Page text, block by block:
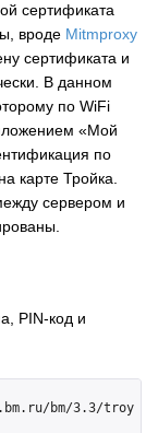
сертификата
вроде Mitmproxy
сертификата и
В данном
по WiFi
«Мой
по
карте Тройка.
сервером и
PIN-код и